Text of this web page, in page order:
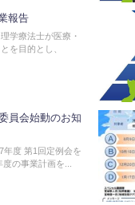
報告
学療法士が医療・
を目的とし、
員会始動のお知
年度 第1回定例会を
の事業計画を...